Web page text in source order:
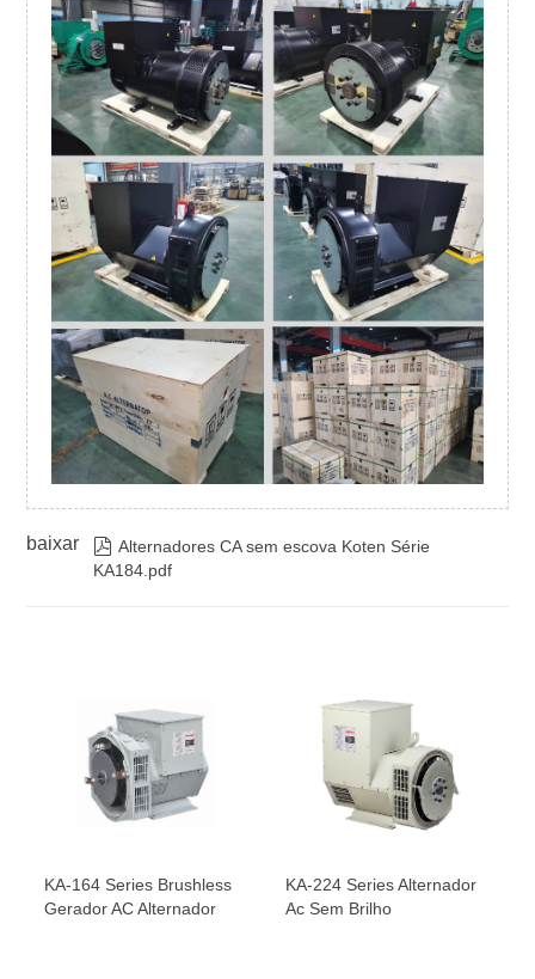
baixar  Alternadores CA sem escova Koten Série
KA184.pdf
KA-164 Series Brushless
Gerador AC Alternador
KA-224 Series Alternador
Ac Sem Brilho